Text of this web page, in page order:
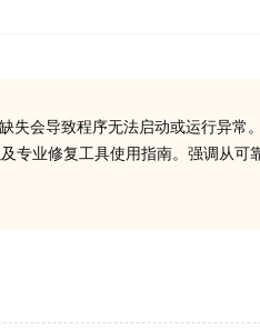
失会导致程序无法启动或运行异
专业修复工具使用指南。强调从